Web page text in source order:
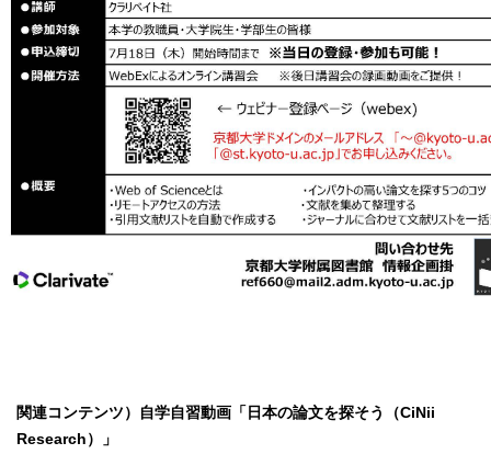
関連コンテンツ）自学自習動画「日本の論文を探そう（CiNii
Research）」